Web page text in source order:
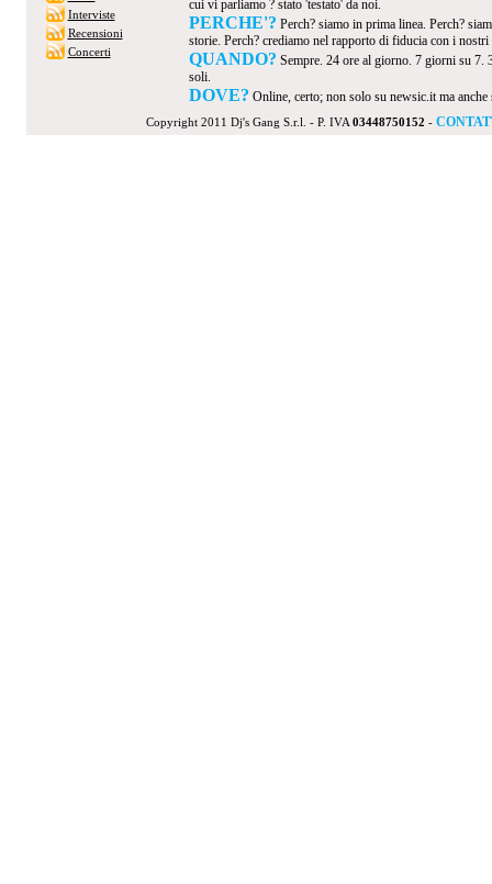
Interviste
Recensioni
Concerti
cui vi parliamo ? stato 'testato' da noi.
PERCHE'? Perch? siamo in prima linea. Perch?
storie. Perch? crediamo nel rapporto di fiducia con i
QUANDO? Sempre. 24 ore al giorno. 7 giorni su 7.
soli.
DOVE? Online, certo; non solo su newsic.it ma
Copyright 2011 Dj's Gang S.r.l. - P. IVA 03448750152 -